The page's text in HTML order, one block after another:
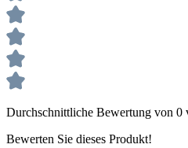
Durchschnittliche Bewertung von 0
Bewerten Sie dieses Produkt!